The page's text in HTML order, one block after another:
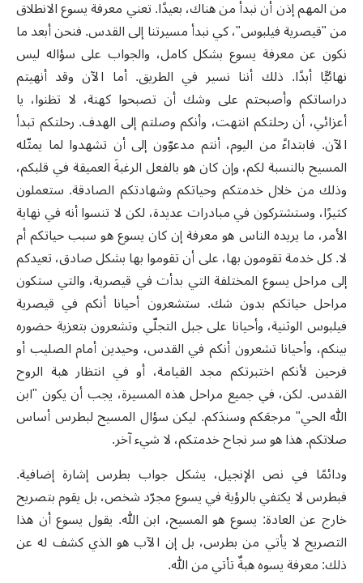
من المهم إذن أن نبدأ من هناك، بعيدًا. تعني معرفة يسوع الانطلاق
من "قيصرية فيلبوس"، كي نبدأ مسيرتنا إلى القدس. فنحن أبعد ما
نكون عن معرفة يسوع بشكل كامل، والجواب على سؤاله ليس
نهائيًّا أبدًا. ذلك أننا نسير في الطريق. أما الآن وقد أنهيتم
دراساتكم وأصبحتم على وشك أن تصبحوا كهنة، لا تظنوا، يا
أعزائي، أن رحلتكم انتهت، وأنكم وصلتم إلى الهدف. رحلتكم تبدأ
الآن. فابتداءً من اليوم، أنتم مدعوّون إلى أن تشهدوا لما يمثّله
المسيح بالنسبة لكم، وإن كان هو بالفعل الرغبةَ العميقة في قلبكم،
وذلك من خلال خدمتكم وحياتكم وشهادتكم الصادقة. ستعملون
كثيرًا، وستشتركون في مبادرات عديدة، لكن لا تنسوا أنه في نهاية
الأمر، ما يريده الناس هو معرفة إن كان يسوع هو سبب حياتكم أم
لا. كل خدمة تقومون بها، على أن تقوموا بها بشكل صادق، تعيدكم
إلى مراحل يسوع المختلفة التي بدأت في قيصرية، والتي ستكون
مراحل حياتكم بدون شك. ستشعرون أحيانا أنكم في قيصرية
فيلبوس الوثنية، وأحيانا على جبل التجلّي وتشعرون بتعزية حضوره
بينكم، وأحيانا تشعرون أنكم في القدس، وحيدين أمام الصليب أو
فرحين لأنكم اختبرتكم مجد القيامة، أو في انتظار هبة الروح
القدس. لكن، في جميع مراحل هذه المسيرة، يجب أن يكون "ابن
الله الحي" مرجعَكم وسندَكم. ليكن سؤال المسيح لبطرس أساس
صلاتكم. هذا هو سر نجاح خدمتكم، لا شيء آخر.
ودائمًا في نص الإنجيل، يشكل جواب بطرس إشارة إضافية.
فبطرس لا يكتفي بالرؤية في يسوع مجرّد شخص، بل يقوم بتصريح
خارج عن العادة: يسوع هو المسيح، ابن الله. يقول يسوع أن هذا
التصريح لا يأتي من بطرس، بل إن الآب هو الذي كشف له عن
ذلك: معرفة يسوه هبةٌ تأتي من الله.